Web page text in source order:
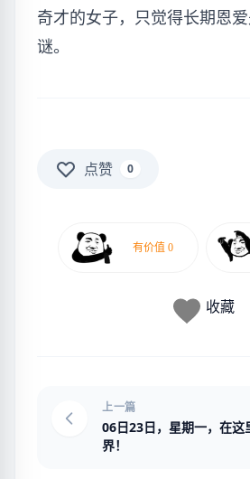
奇才的女子，只觉得长期恩
谜。
点赞 0
收藏
上一篇
06日23日，星期一，在这
界！